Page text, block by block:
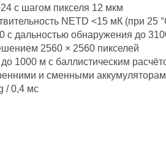
с шагом пикселя 12 мкм
NETD <15 мК (при 25
с дальностью обнаружения до
2560 × 2560 пикселей
1000 м с баллистическим
и сменными
/ 0,4 мс